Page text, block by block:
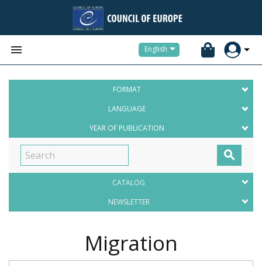
 English
FORMAT
LANGUAGE
YEAR OF PUBLICATION

CATALOG
NEWSLETTER
Migration